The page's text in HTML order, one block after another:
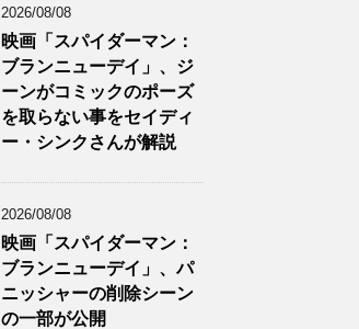
2026/08/08
映画「スパイダーマン：
ブランニューデイ」、ジ
ーンがコミックのポーズ
を取らない事をセイディ
ー・シンクさんが解説
2026/08/08
映画「スパイダーマン：
ブランニューデイ」、パ
ニッシャーの削除シーン
の一部が公開